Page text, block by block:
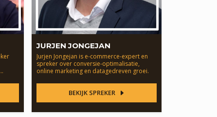
JURJEN JONGEJAN
Jurjen Jongejan is e-commerce-expert en
spreker over conversie-optimalisatie,
online marketing en datagedreven groei.
BEKIJK SPREKER